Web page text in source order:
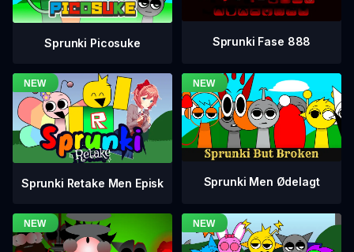
Sprunki Picosuke Sprunki Fase 888
Sprunki Retake Men Episk Sprunki Men Ødelagt